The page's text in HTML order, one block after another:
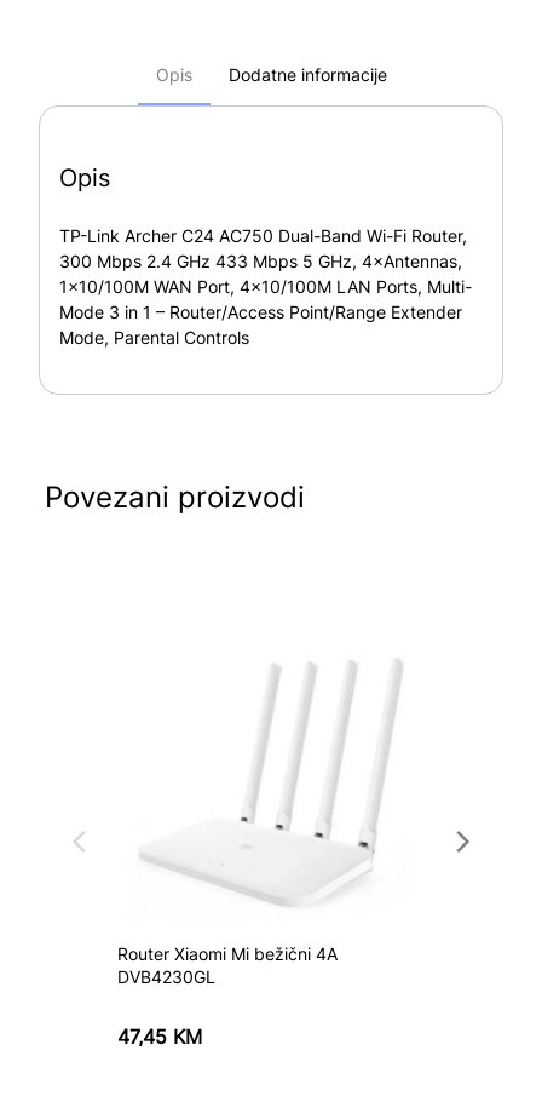
Opis Dodatne informacije
Opis
TP-Link Archer C24 AC750 Dual-Band Wi-Fi Router,
300 Mbps 2.4 GHz 433 Mbps 5 GHz, 4×Antennas,
1×10/100M WAN Port, 4×10/100M LAN Ports, Multi-
Mode 3 in 1 – Router/Access Point/Range Extender
Mode, Parental Controls
Povezani proizvodi
Router Xiaomi Mi bežični 4A
DVB4230GL
47,45 KM